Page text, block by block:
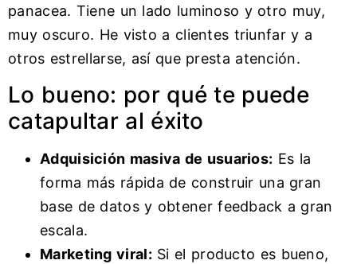
panacea. Tiene un lado luminoso y otro muy,
muy oscuro. He visto a clientes triunfar y a
otros estrellarse, así que presta atención.
Lo bueno: por qué te puede
catapultar al éxito
Adquisición masiva de usuarios: Es la
forma más rápida de construir una gran
base de datos y obtener feedback a gran
escala.
Marketing viral: Si el producto es bueno,